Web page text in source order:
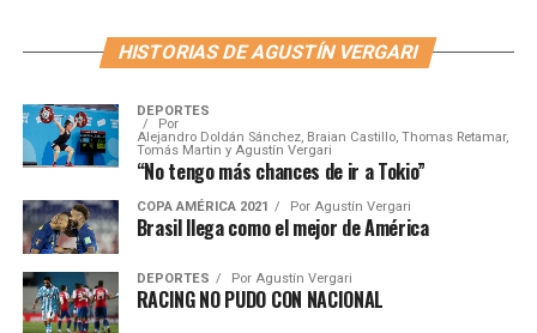
HISTORIAS DE AGUSTÍN VERGARI
DEPORTES
Por
Alejandro Doldán Sánchez, Braian Castillo, Thomas Retamar,
Tomás Martin y Agustín Vergari
“No tengo más chances de ir a Tokio”
COPA AMÉRICA 2021 Por Agustín Vergari
Brasil llega como el mejor de América
DEPORTES Por Agustín Vergari
RACING NO PUDO CON NACIONAL